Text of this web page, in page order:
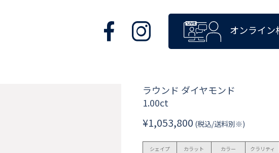
オンライン
ラウンド ダイヤモンド
1.00ct
¥1,053,800 (税込/送料別※)
シェイプ カラット カラー クラリティ